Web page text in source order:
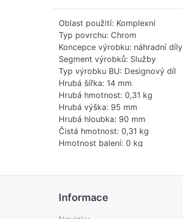
Oblast použití: Komplexní
Typ povrchu: Chrom
Koncepce výrobku: náhradní díly
Segment výrobků: Služby
Typ výrobku BU: Designový díl
Hrubá šířka: 14 mm
Hrubá hmotnost: 0,31 kg
Hrubá výška: 95 mm
Hrubá hloubka: 90 mm
Čistá hmotnost: 0,31 kg
Hmotnost balení: 0 kg
Země původu: DE
Novinka: Ne
Prodejní program: Ano
Kód produktu: 84819000
Informace